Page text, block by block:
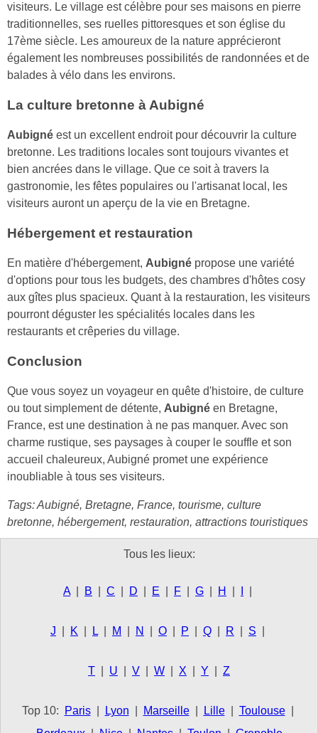
visiteurs. Le village est célèbre pour ses maisons en pierre
traditionnelles, ses ruelles pittoresques et son église du
17ème siècle. Les amoureux de la nature apprécieront
également les nombreuses possibilités de randonnées et de
balades à vélo dans les environs.
La culture bretonne à Aubigné
Aubigné est un excellent endroit pour découvrir la culture
bretonne. Les traditions locales sont toujours vivantes et
bien ancrées dans le village. Que ce soit à travers la
gastronomie, les fêtes populaires ou l'artisanat local, les
visiteurs auront un aperçu de la vie en Bretagne.
Hébergement et restauration
En matière d'hébergement, Aubigné propose une variété
d'options pour tous les budgets, des chambres d'hôtes cosy
aux gîtes plus spacieux. Quant à la restauration, les visiteurs
pourront déguster les spécialités locales dans les
restaurants et crêperies du village.
Conclusion
Que vous soyez un voyageur en quête d'histoire, de culture
ou tout simplement de détente, Aubigné en Bretagne,
France, est une destination à ne pas manquer. Avec son
charme rustique, ses paysages à couper le souffle et son
accueil chaleureux, Aubigné promet une expérience
inoubliable à tous ses visiteurs.
Tags: Aubigné, Bretagne, France, tourisme, culture
bretonne, hébergement, restauration, attractions touristiques
Tous les lieux:
A B C D E F G H
J K L M N O P Q R S
T U V W X Y Z
Top 10: Paris| Lyon Marseille| Lille| Toulouse|